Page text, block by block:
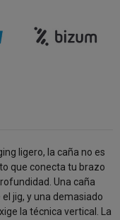
ligero, la caña no es
que conecta tu brazo
Una caña
jig, y una demasiado
la técnica vertical. La